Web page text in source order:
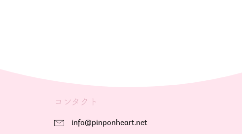
コンタクト
info@pinponheart.net